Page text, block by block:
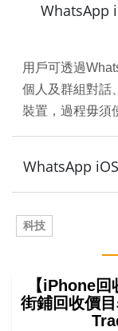
WhatsApp
用戶可透過
個人及群組對話
裝置，過程毋須
WhatsApp
科技
【iPhone
街鋪回收價